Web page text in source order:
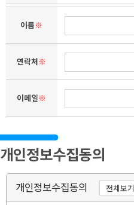
이름※
연락처※
이메일※
개인정보수집동의
개인정보수집동의 전체보기